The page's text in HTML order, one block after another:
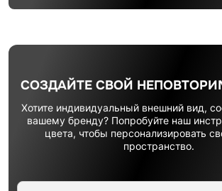
СОЗДАЙТЕ СВОЙ
Хотите индивидуальный внешний вид,
вашему бренду? Попробуйте наш
цвета, чтобы персонализировать
пространство.